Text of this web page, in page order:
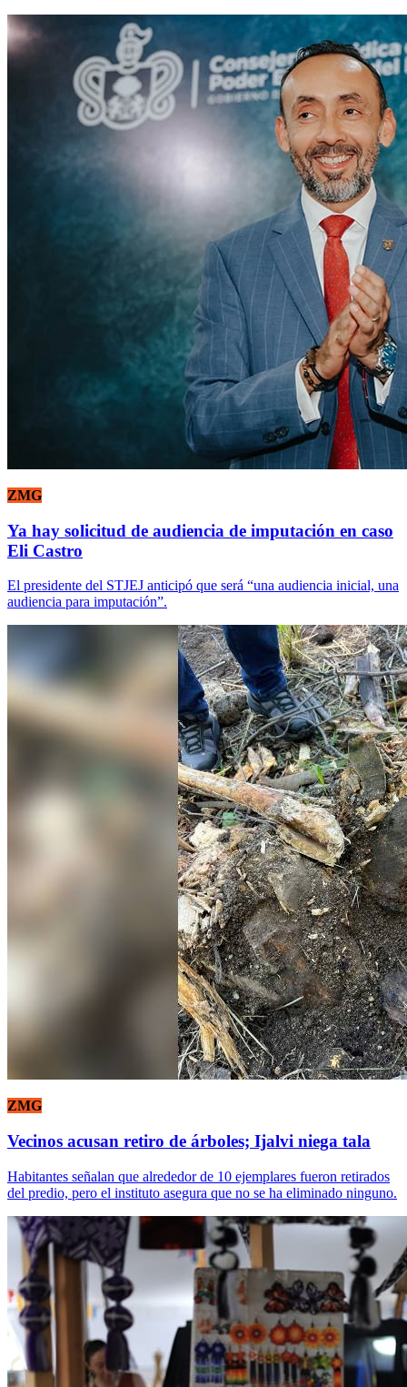
ZMG
Ya hay solicitud de audiencia de imputación en caso
Eli Castro
El presidente del STJEJ anticipó que será “una audiencia inicial, una
audiencia para imputación”.
ZMG
Vecinos acusan retiro de árboles; Ijalvi niega tala
Habitantes señalan que alrededor de 10 ejemplares fueron retirados
del predio, pero el instituto asegura que no se ha eliminado ninguno.